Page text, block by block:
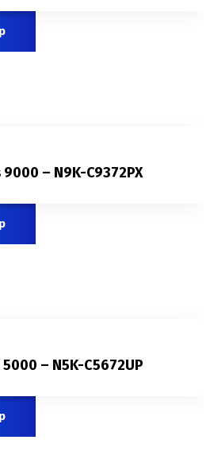
9000 – N9K-C9372PX
– N5K-C5672UP